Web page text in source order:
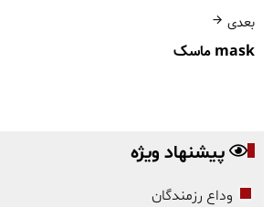
بعدی
mask ماسک
پیشنهاد ویژه
وداع رزمندگان